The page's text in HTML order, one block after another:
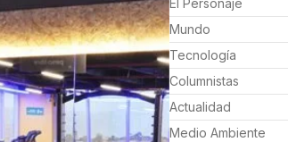
El Personaje
Mundo
Tecnología
Columnistas
Actualidad
Medio Ambiente